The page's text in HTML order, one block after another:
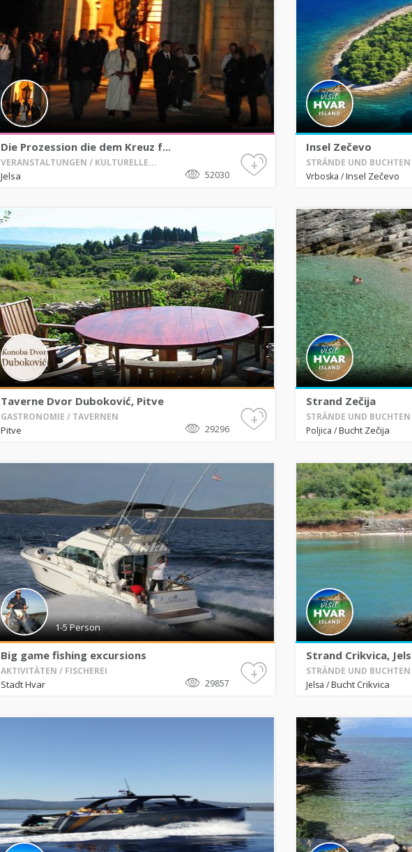
Die Prozession die dem Kreuz f...
VERANSTALTUNGEN / KULTURELLE...
52030
Jelsa
+
Insel Zečevo
STRÄNDE UND
Vrboska/Insel Zečevo
Taverne Dvor Duboković, Pitve
GASTRONOMIE / TAVERNEN
29296
Pitve
+
Strand Zečija
STRÄNDE UND
Poljica/Bucht Zečija
1-5 Person
Big game fishing excursions
AKTIVITÄTEN / FISCHEREI
29857
Stadt Hvar
+
Strand Crikvica,
STRÄNDE UND
Jelsa/Bucht Crikvica